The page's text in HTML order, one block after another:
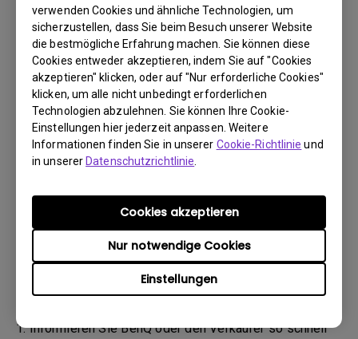
verwenden Cookies und ähnliche Technologien, um
sicherzustellen, dass Sie beim Besuch unserer Website
die bestmögliche Erfahrung machen. Sie können diese
Cookies entweder akzeptieren, indem Sie auf "Cookies
akzeptieren" klicken, oder auf "Nur erforderliche Cookies"
klicken, um alle nicht unbedingt erforderlichen
Technologien abzulehnen. Sie können Ihre Cookie-
Einstellungen hier jederzeit anpassen. Weitere
Informationen finden Sie in unserer Cookie-Richtlinie und
in unsererDatenschutzrichtlinie
Einstellungen
Nur notwendige Cookies
Cookies akzeptieren
(„BenQ-Team“) wird Sie daraufhin per E-Mail
kontaktieren.
- Das BenQ-Team wird Ihnen zunächst Schritte zur
Fehlerbehebung nennen, um Ihnen zu helfen oder den
Defekt zu bestätigen.
- Sobald der Defekt durch den Agenten, der für Ihren Fall
zuständig ist, bestätigt wurde, wird eine RMA-Nummer
für Ihr Produkt ausgestellt.
- Sie müssen das Produkt an BenQ zurückgeben, sofern
Dienstanbieter genannt wurde. Falls Ihr Produkt Ihnen
mit einem physischen Schaden geliefert wurde, bitten
wir Sie, folgende Informationen bereitzuhalten.
- Dadurch können wir besser herausfinden, ob der
Schaden während des Transports oder bereits davor
entstanden ist.
1. Informieren Sie BenQ oder den Verkäufer so schnell